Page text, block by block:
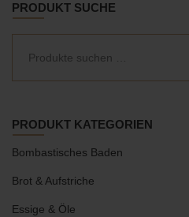
PRODUKT SUCHE
PRODUKT KATEGORIEN
Bombastisches Baden
Brot & Aufstriche
Essige & Öle